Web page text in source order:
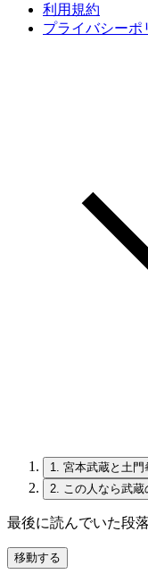
利用規約
プライバシーポ
1.
宮本武蔵と土門
2.
この人なら武
最後に読んでいた段
移動する